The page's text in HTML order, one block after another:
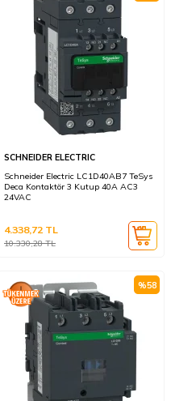
SCHNEIDER ELECTRIC
Schneider Electric LC1D40AB7 TeSys
Deca Kontaktör 3 Kutup 40A AC3
24VAC
10.330,28TL
4.338,72 TL
%58